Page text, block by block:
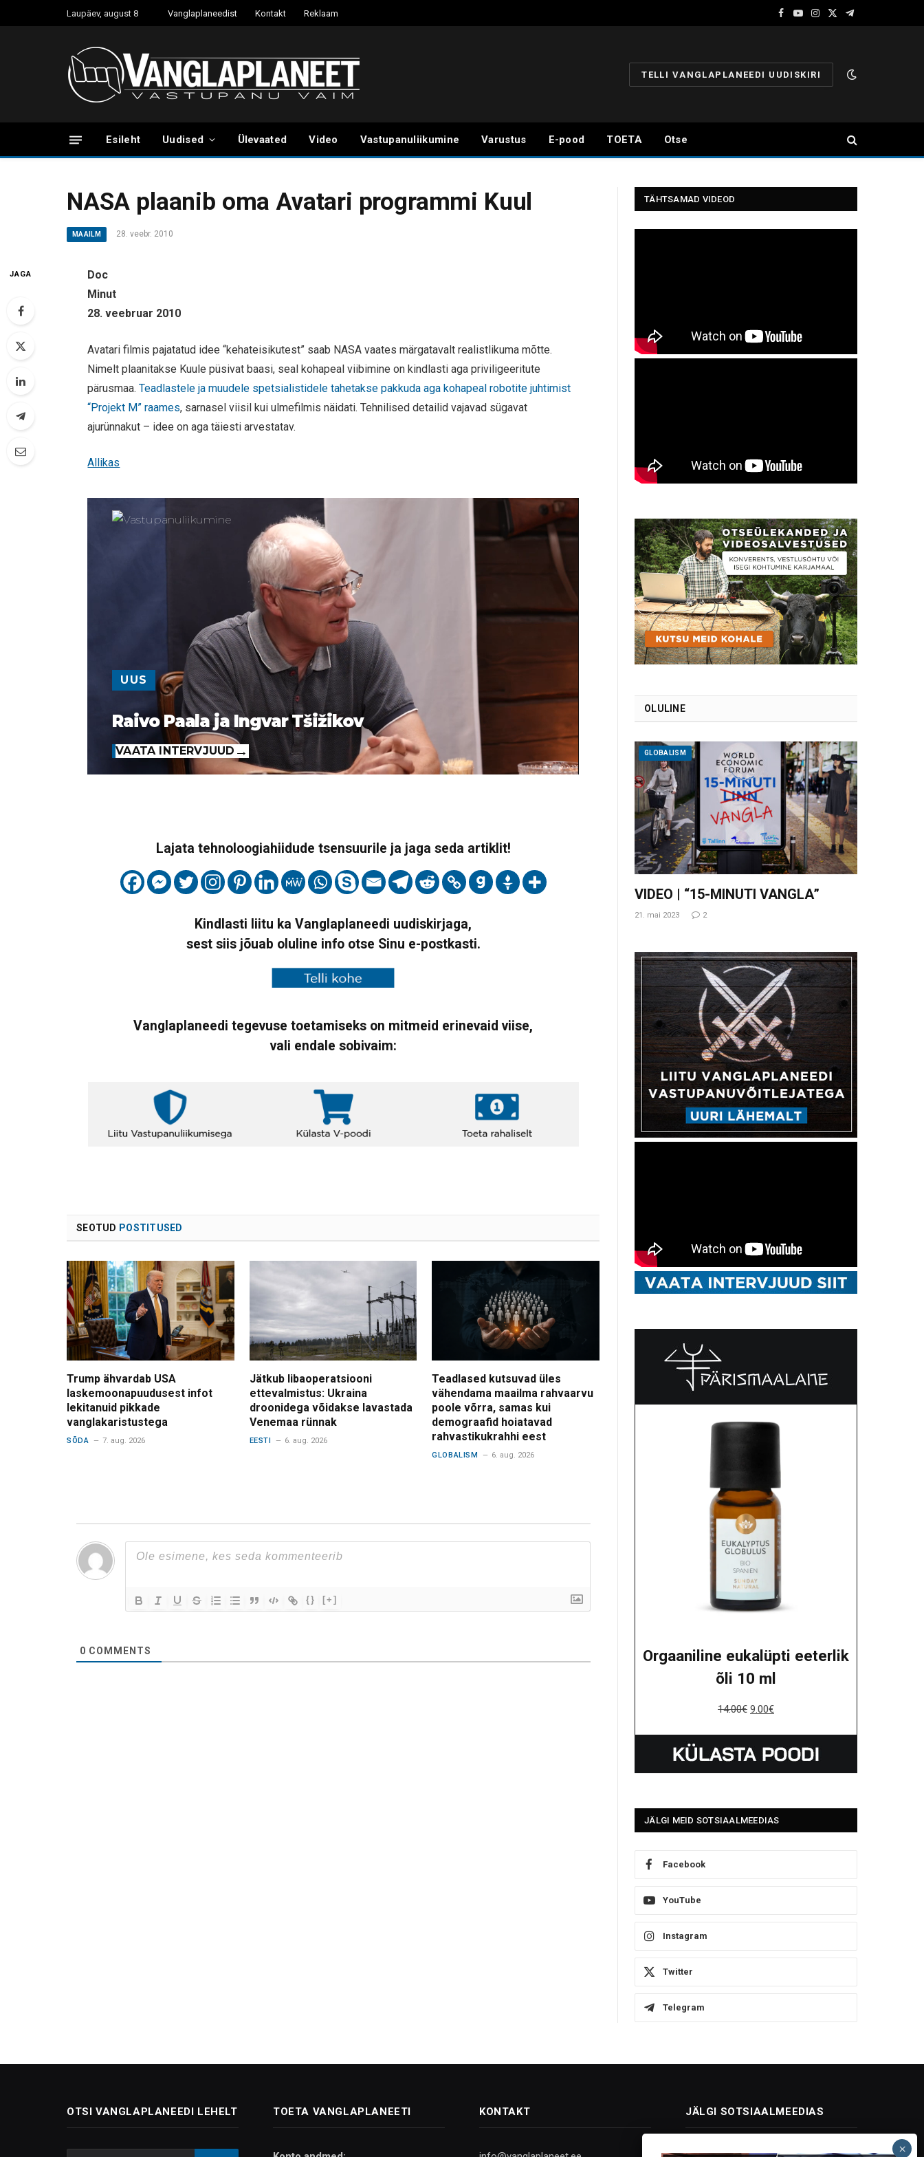
Laupäev, august 8 Vanglaplaneedist Kontakt Reklaam
Facebook
YouTube
Instagram
X
Telegram
TELLI VANGLAPLANEEDI UUDISKIRI
Esileht Uudised Ülevaated Video Vastupanuliikumine Varustus E-pood TOETA Otse
NASA plaanib oma Avatari programmi Kuul
MAAILM 28. veebr. 2010
JAGA
Doc
Minut
28. veebruar 2010
Avatari filmis pajatatud idee “kehateisikutest” saab NASA vaates märgatavalt realistlikuma mõtte.
Nimelt plaanitakse Kuule püsivat baasi, seal kohapeal viibimine on kindlasti aga priviligeeritute
pärusmaa.Teadlastele ja muudele spetsialistidele tahetakse pakkuda aga kohapeal robotite juhtimist
“Projekt M” raames, sarnasel viisil kui ulmefilmis näidati. Tehnilised detailid vajavad sügavat
ajurünnakut – idee on aga täiesti arvestatav.
Allikas
UUS
Raivo Paala ja Ingvar Tšižikov
VAATA INTERVJUUD
Lajata tehnoloogiahiidude tsensuurile ja jaga seda artiklit!
Kindlasti liitu ka Vanglaplaneedi uudiskirjaga,
sest siis jõuab oluline info otse Sinu e-postkasti.
Vanglaplaneedi tegevuse toetamiseks on mitmeid erinevaid viise,
vali endale sobivaim:
SEOTUD POSTITUSED
Trump ähvardab USA
laskemoonapuudusest infot
lekitanuid pikkade
vanglakaristustega
SÕDA 7. aug. 2026
Jätkub libaoperatsiooni
ettevalmistus: Ukraina
droonidega võidakse lavastada
Venemaa rünnak
EESTI 6. aug. 2026
Teadlased kutsuvad üles
vähendama maailma rahvaarvu
poole võrra, samas kui
demograafid hoiatavad
rahvastikukrahhi eest
GLOBALISM 6. aug. 2026
{} [+]
0 COMMENTS
TÄHTSAMAD VIDEOD
OLULINE
GLOBALISM
VIDEO | “15-MINUTI VANGLA”
21. mai 2023 2
Orgaaniline eukalüpti eeterlik
õli 10 ml
14.00€ 9.00€
JÄLGI MEID SOTSIAALMEEDIAS
Facebook
YouTube
Instagram
Twitter
Telegram
OTSI VANGLAPLANEEDI LEHELT TOETA VANGLAPLANEETI KONTAKT JÄLGI SOTSIAALMEEDIAS